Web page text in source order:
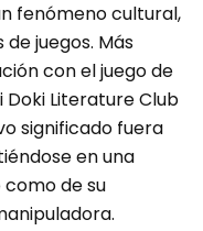
fenómeno cultural,
juegos. Más
con el juego de
Literature Club
significado fuera
en una
de su